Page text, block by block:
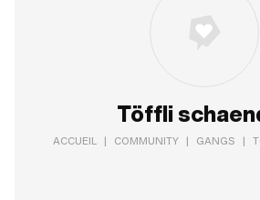
Töffli
ACCUEIL | COMMUNITY | GANGS |